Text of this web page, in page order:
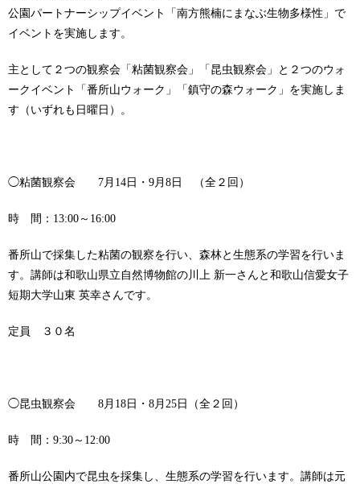
公園パートナーシップイベント「南方熊楠にまなぶ生物多様性」で
イベントを実施します。
主として２つの観察会「粘菌観察会」「昆虫観察会」と２つのウォ
ークイベント「番所山ウォーク」「鎮守の森ウォーク」を実施しま
す（いずれも日曜日）。
◯粘菌観察会 7月14日・9月8日 （全２回）
時 間：13:00～16:00
番所山で採集した粘菌の観察を行い、森林と生態系の学習を行いま
す。講師は和歌山県立自然博物館の川上 新一さんと和歌山信愛女子
短期大学山東 英幸さんです。
定員 ３０名
◯昆虫観察会 8月18日・8月25日（全２回）
時 間：9:30～12:00
番所山公園内で昆虫を採集し、生態系の学習を行います。講師は元